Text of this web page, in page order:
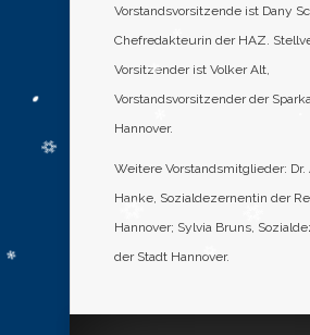
Vorstandsvorsitzende ist Dany
Chefredakteurin der HAZ.
Vorsitzender ist Volker Alt,
Vorstandsvorsitzender der
Hannover.
Weitere Vorstandsmitglieder: Dr.
Hanke, Sozialdezernentin der
Hannover; Sylvia Bruns,
der Stadt Hannover.